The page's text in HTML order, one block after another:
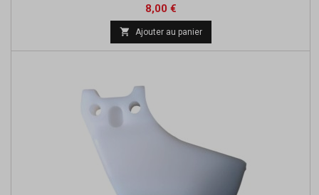
Prix
8,00 €
 Ajouter au panier